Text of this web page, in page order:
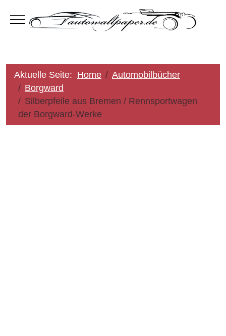
Mobile Menu Toggle
Aktuelle Seite: Home
Automobilbücher
Borgward
Silberpfeile aus Bremen / Rennsportwagen
der Borgward-Werke